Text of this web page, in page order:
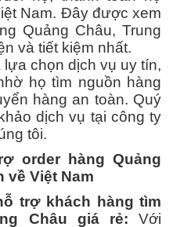
Nam. Đây được xem
Quảng Châu, Trung
và tiết kiệm nhất.
chọn dịch vụ uy tín,
họ tìm nguồn hàng
hàng an toàn. Quý
dịch vụ tại công ty
tôi.
order hàng Quảng
về Việt Nam
trợ khách hàng tìm
Châu giá rẻ: Với